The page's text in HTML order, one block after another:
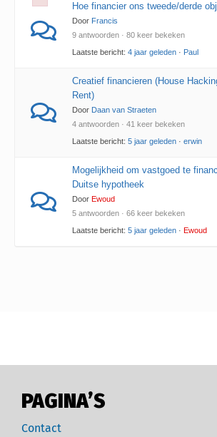
Hoe financier ons tweede/derde
Door Francis
9 antwoorden · 80 keer bekeken
Laatste bericht: 4 jaar geleden · Paul
Creatief financieren (House
Rent)
Door Daan van Straeten
4 antwoorden · 41 keer bekeken
Laatste bericht: 5 jaar geleden · erwin
Mogelijkheid om vastgoed te
Duitse hypotheek
Door Ewoud
5 antwoorden · 66 keer bekeken
Laatste bericht: 5 jaar geleden · Ewoud
PAGINA’S
Contact
Failed to initialize plugin: wplink